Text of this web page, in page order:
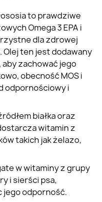
to prawdziwe
Omega 3 EPA i
dla zdrowej
Olej ten jest dodawany
zachować jego
obecność MOS i
odpornościowy i
białka oraz
witamin z
takich jak żelazo,
w witaminy z grupy
i sierści psa,
jego odporność.